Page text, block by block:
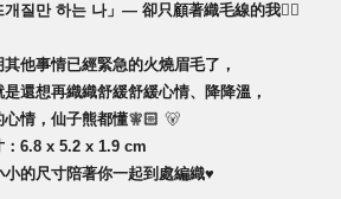
개질만 하는 나」— 卻只顧著織毛線的我❤️‍🔥
其他事情已經緊急的火燒眉毛了，
是還想再織織舒緩舒緩心情、降降溫，
心情，仙子熊都懂🧚🏻
：6.8 x 5.2 x 1.9 cm
小的尺寸陪著你一起到處編織♥